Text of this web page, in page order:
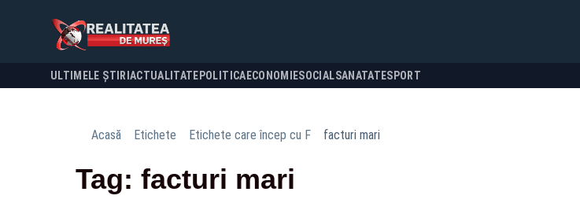
ULTIMELE ȘTIRI ACTUALITATE POLITICA ECONOMIESOCIALSANATATESPORT
Acasă Etichete Etichete care încep cu F facturi mari
Tag: facturi mari